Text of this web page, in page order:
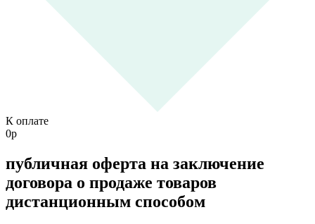
К оплате
0р
публичная оферта на заключение
договора о продаже товаров
дистанционным способом